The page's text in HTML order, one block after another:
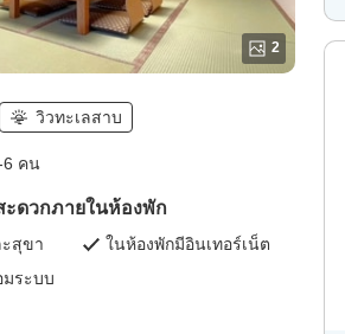
2
วิวทะเลสาบ
6 คน
ะดวกภายในห้องพัก
สุขา
ในห้องพักมีอินเทอร์เน็ต
ระบบ